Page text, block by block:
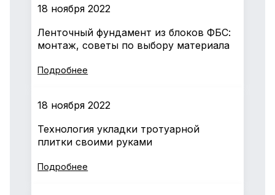
18 ноября 2022
Ленточный фундамент из блоков ФБС:
монтаж, советы по выбору материала
Подробнее
18 ноября 2022
Технология укладки тротуарной
плитки своими руками
Подробнее